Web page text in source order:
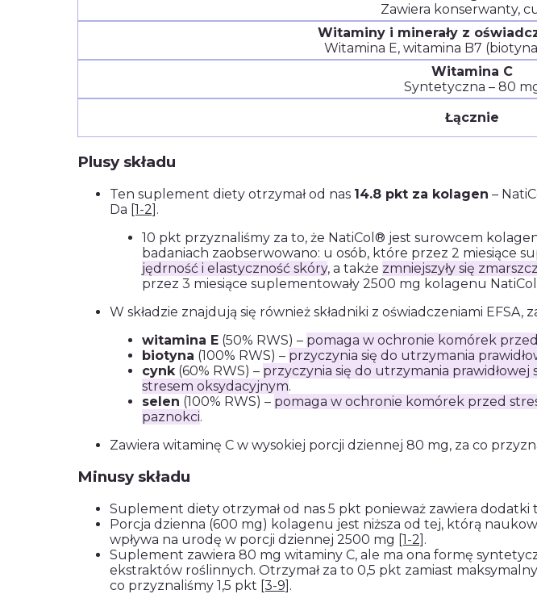
Zawiera konserwanty,
Witaminy i minerały z
Witamina E, witamina B7
Witamina C
Syntetyczna – 80
Łącznie
Plusy składu
Ten suplement diety otrzymał od nas 14.8 pkt za kolagen –
Da [1-2] .
10 pkt przyznaliśmy za to, że NatiCol® jest surowcem
badaniach zaobserwowano: u osób, które przez 2 miesiące
jędrność i elastyczność skóry, a także zmniejszyły się
przez 3 miesiące suplementowały 2500 mg kolagenu
W składzie znajdują się również składniki z oświadczeniami EFSA,
witamina E (50% RWS) – pomaga w ochronie komórek
biotyna (100% RWS) – przyczynia się do utrzymania
cynk (60% RWS) – przyczynia się do utrzymania
stresem oksydacyjnym.
selen (100% RWS) – pomaga w ochronie komórek przed
paznokci.
Zawiera witaminę C w wysokiej porcji dziennej 80 mg, za co
Minusy składu
Suplement diety otrzymał od nas 5 pkt ponieważ zawiera dodatki
Porcja dzienna (600 mg) kolagenu jest niższa od tej, którą
wpływa na urodę w porcji dziennej 2500 mg [1-2] .
Suplement zawiera 80 mg witaminy C, ale ma ona formę
ekstraktów roślinnych. Otrzymał za to 0,5 pkt zamiast
co przyznaliśmy 1,5 pkt [3-9] .